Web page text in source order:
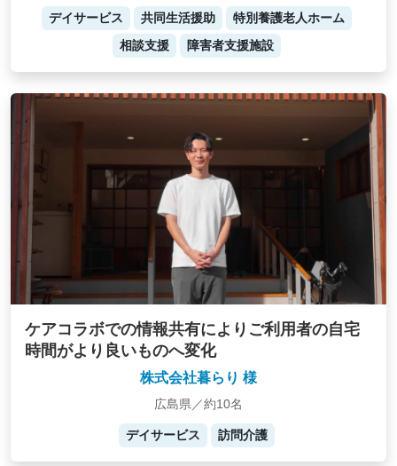
デイサービス 共同生活援助
特別養護老人ホーム
相談支援
障害者支援施設
ケアコラボでの情報共有によりご利用者の自宅
時間がより良いものへ変化
株式会社暮らり 様
広島県／約10名
デイサービス 訪問介護